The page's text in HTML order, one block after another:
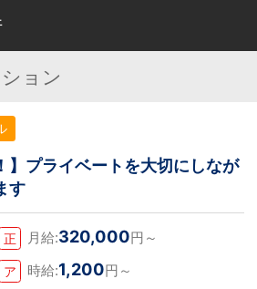
ョン
】プライベートを大切にしなが
す
正 月給:320,000円～
ア 時給:1,200円～